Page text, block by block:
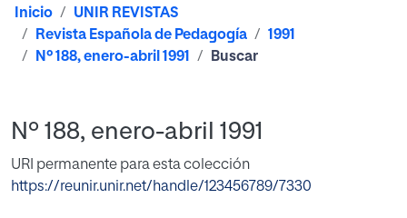
Inicio
UNIR REVISTAS
Revista Española de Pedagogía
1991
Nº 188, enero-abril 1991
Buscar
Nº 188, enero-abril 1991
URI permanente para esta colección
https://reunir.unir.net/handle/123456789/7330